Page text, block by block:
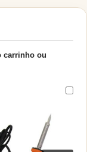
carrinho ou